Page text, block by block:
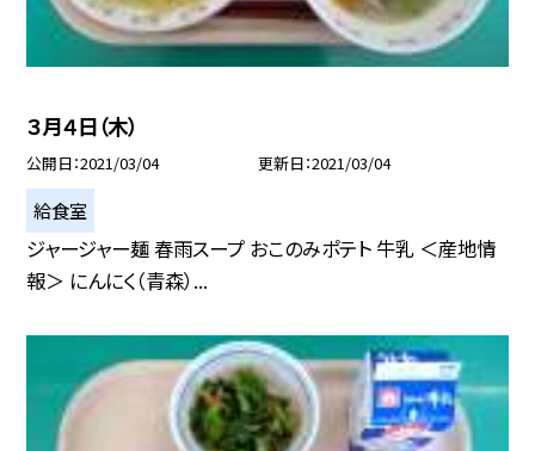
３月４日（木）
公開日 2021/03/04 更新日 2021/03/04
給食室
ジャージャー麺 春雨スープ おこのみポテト 牛乳 ＜産地情
報＞ にんにく（青森）...